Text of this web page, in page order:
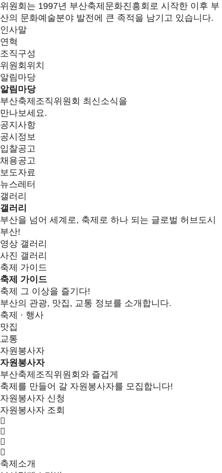
위원회는 1997년 부산축제문화진흥회로 시작한 이후 부
산의 문화예술분야 발전에 큰 족적을 남기고 있습니다.
인사말
연혁
조직구성
위원회위치
알림마당
알림마당
부산축제조직위원회 최신소식을
만나보세요.
공지사항
공시정보
입찰공고
채용공고
보도자료
뉴스레터
갤러리
갤러리
부산을 넘어 세계로, 축제로 하나 되는 글로벌 허브도시
부산!
영상 갤러리
사진 갤러리
축제 가이드
축제 가이드
축제 그 이상을 즐기다!
부산의 관광, 맛집, 교통 정보를 소개합니다.
축제 · 행사
맛집
교통
자원봉사자
자원봉사자
부산축제조직위원회와 즐겁게
축제를 만들어 갈 자원봉사자를 모집합니다!
자원봉사자 신청
자원봉사자 조회
축제소개